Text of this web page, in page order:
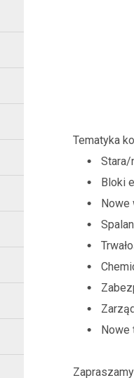
Tematyka
Stara/
Bloki
Nowe
Nowe